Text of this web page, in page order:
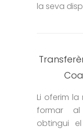
la seva
Li oferim
formar
obtingui